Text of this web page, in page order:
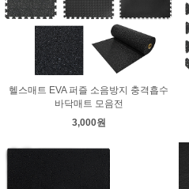
헬스매트 EVA 퍼즐 소음방지 충격흡수
바닥매트 모음전
3,000원